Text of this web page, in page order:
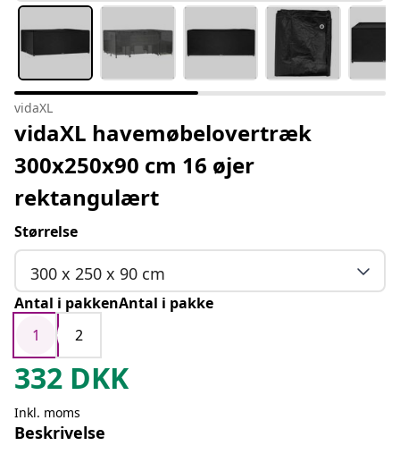
vidaXL
vidaXL havemøbelovertræk
300x250x90 cm 16 øjer
rektangulært
Størrelse
300 x 250 x 90 cm
Antal i pakkenAntal i pakke
1
2
332 DKK
Inkl. moms
Beskrivelse